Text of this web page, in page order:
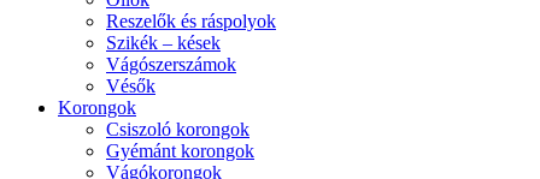
Reszelők és ráspolyok
Szikék – kések
Vágószerszámok
Vésők
Korongok
Csiszoló korongok
Gyémánt korongok
Vágókorongok